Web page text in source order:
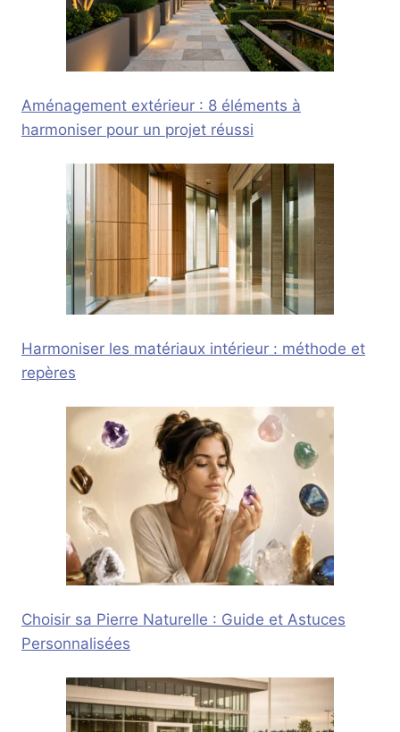
Aménagement extérieur : 8 éléments à
harmoniser pour un projet réussi
Harmoniser les matériaux intérieur : méthode et
repères
Choisir sa Pierre Naturelle : Guide et Astuces
Personnalisées